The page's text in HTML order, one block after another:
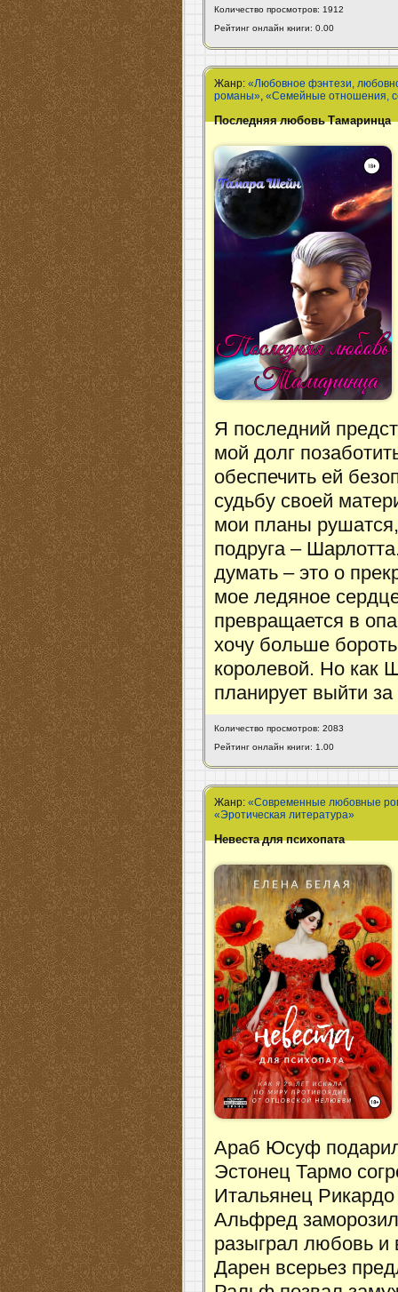
Количество просмотров: 1912
Рейтинг онлайн книги: 0.00
Жанр:«Любовное фэнтези,
романы»,«Семейные отношения,
Последняя любовь Тамаринца
Я последний
мой долг
обеспечить ей
судьбу своей
мои планы
подруга –
думать – это о
мое ледяное
превращается в
хочу больше
королевой. Но как
планирует выйти за
Количество просмотров: 2083
Рейтинг онлайн книги: 1.00
Жанр:«Современные любовные
«Эротическая литература»
Невеста для психопата
Араб Юсуф подарил
Эстонец Тармо
Итальянец
Альфред
разыграл любовь
Дарен всерьез